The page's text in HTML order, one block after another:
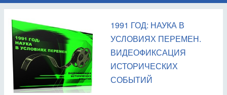
1991 ГОД: НАУКА В
УСЛОВИЯХ ПЕРЕМЕН.
ВИДЕОФИКСАЦИЯ
ИСТОРИЧЕСКИХ
СОБЫТИЙ